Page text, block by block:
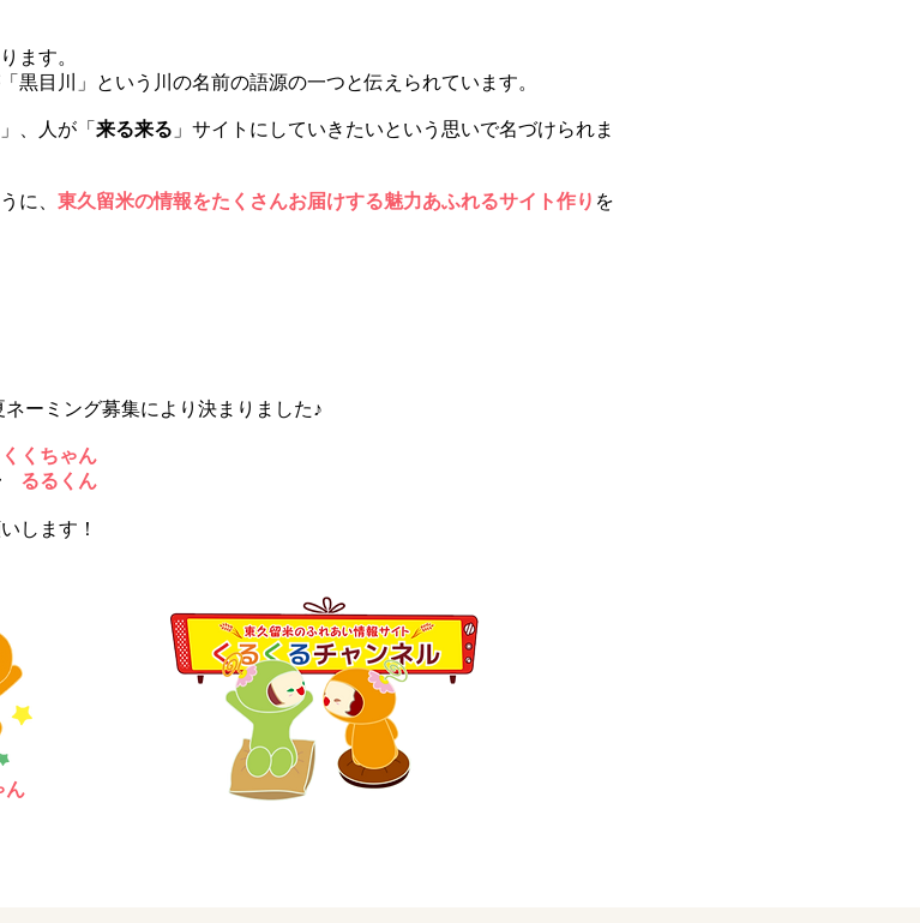
ます。
黒目川」という川の名前の語源の一つと伝えられています。
」、人が「 来る来る 」サイトにしていきたいという思いで名づけられま
に、 東久留米の情報をたくさんお届けする魅力あふれるサイト作り を
ーミング募集により決まりました♪
くくちゃん
るるくん
します！
ん